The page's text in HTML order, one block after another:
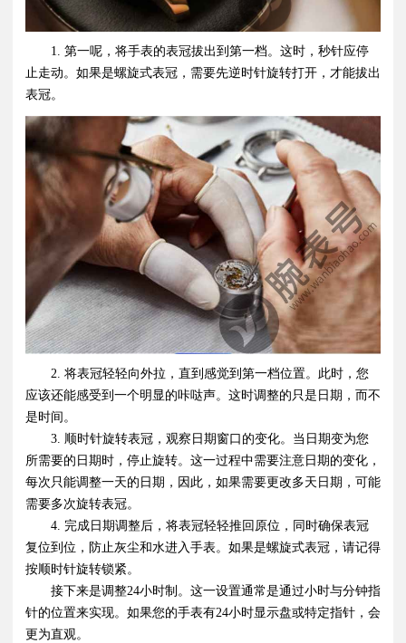
1. 第一呢，将手表的表冠拔出到第一档。这时，秒针应停
止走动。如果是螺旋式表冠，需要先逆时针旋转打开，才能拔出
表冠。
2. 将表冠轻轻向外拉，直到感觉到第一档位置。此时，您
应该还能感受到一个明显的咔哒声。这时调整的只是日期，而不
是时间。
3. 顺时针旋转表冠，观察日期窗口的变化。当日期变为您
所需要的日期时，停止旋转。这一过程中需要注意日期的变化，
每次只能调整一天的日期，因此，如果需要更改多天日期，可能
需要多次旋转表冠。
4. 完成日期调整后，将表冠轻轻推回原位，同时确保表冠
复位到位，防止灰尘和水进入手表。如果是螺旋式表冠，请记得
按顺时针旋转锁紧。
接下来是调整24小时制。这一设置通常是通过小时与分钟指
针的位置来实现。如果您的手表有24小时显示盘或特定指针，会
更为直观。